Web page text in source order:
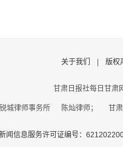
关于我们 版权
甘肃日报社每日甘肃
锐城律师事务所 陈灿律师； 甘
闻信息服务许可证编号：